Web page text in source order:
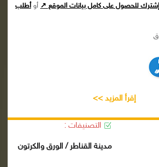
إشترك للحصول على كامل بيانات الموقع ↗ أوأطلب
إقرأ المزيد >>
التصنيفات :
مدينة القناطر / الورق والكرتون